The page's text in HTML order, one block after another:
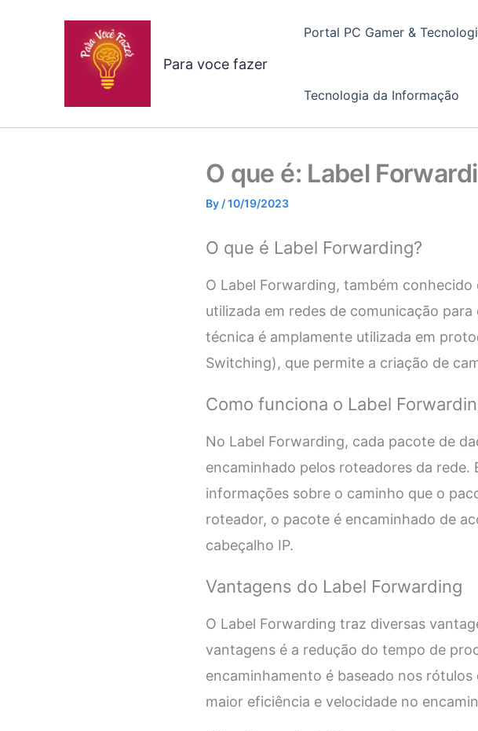
Para voce fazer
Portal PC Gamer &
Tecnologia da Informação
O que é: Label
By /10/19/2023
O que é Label Forwarding?
O Label Forwarding, também
utilizada em redes de comunicação
técnica é amplamente utilizada em
Switching), que permite a criação de
Como funciona o Label
No Label Forwarding, cada pacote de
encaminhado pelos roteadores da
informações sobre o caminho que o
roteador, o pacote é encaminhado de
cabeçalho IP.
Vantagens do Label Forwarding
O Label Forwarding traz diversas
vantagens é a redução do tempo de
encaminhamento é baseado nos rótulos
maior eficiência e velocidade no